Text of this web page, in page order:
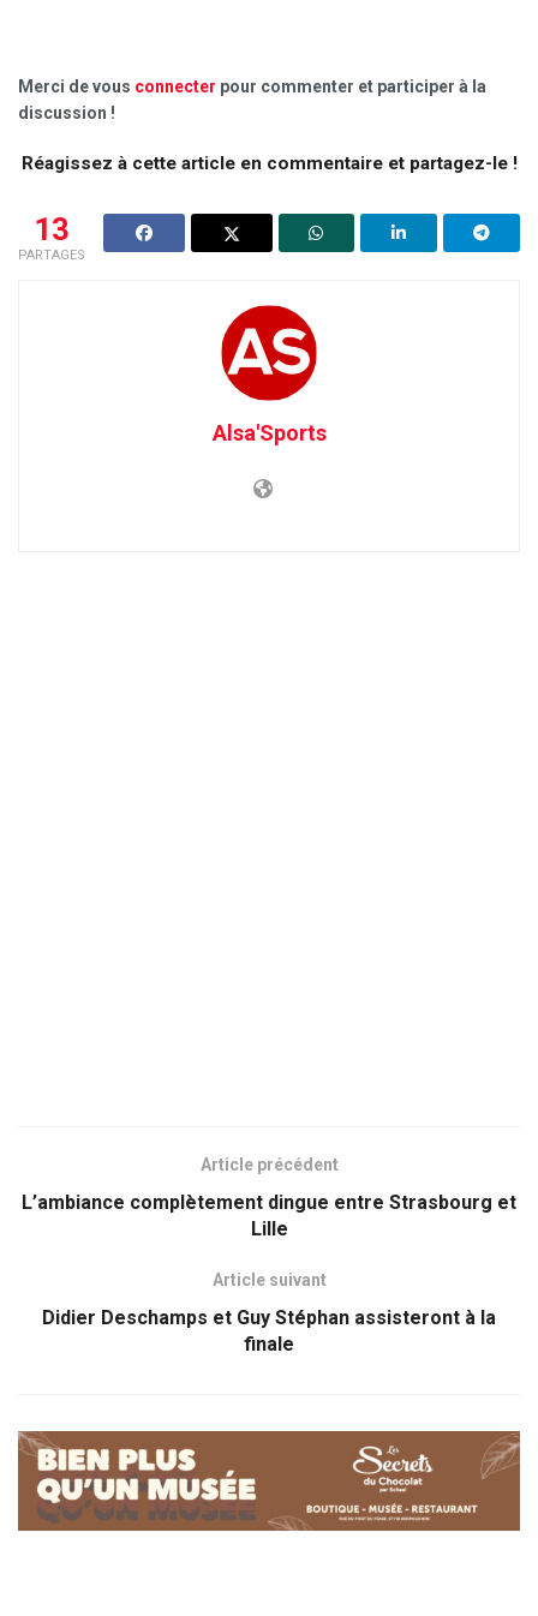
Merci de vous connecter pour commenter et participer à la
discussion !
Réagissez à cette article en commentaire et partagez-le !
13
PARTAGES
Alsa'Sports
Article précédent
L’ambiance complètement dingue entre Strasbourg et
Lille
Article suivant
Didier Deschamps et Guy Stéphan assisteront à la
finale